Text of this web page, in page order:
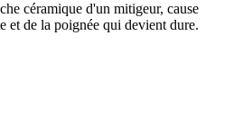
céramique d'un mitigeur, cause
et de la poignée qui devient dure.